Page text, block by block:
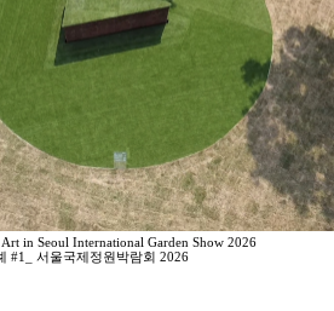
in Seoul International Garden Show 2026
#1_ 서울국제정원박람회 2026